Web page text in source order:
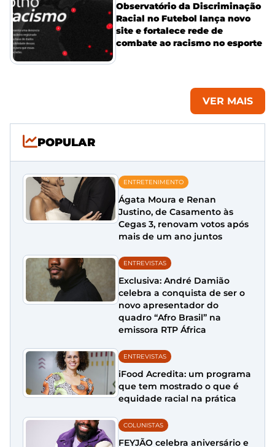
Observatório da Discriminação
Racial no Futebol lança novo
site e fortalece rede de
combate ao racismo no esporte
VER MAIS
POPULAR
ENTRETENIMENTO
Ágata Moura e Renan
Justino, de Casamento às
Cegas 3, renovam votos após
mais de um ano juntos
ENTREVISTAS
Exclusiva: André Damião
celebra a conquista de ser o
novo apresentador do
quadro “Afro Brasil” na
emissora RTP África
ENTREVISTAS
iFood Acredita: um programa
que tem mostrado o que é
equidade racial na prática
COLUNISTAS
FEYJÃO celebra aniversário e